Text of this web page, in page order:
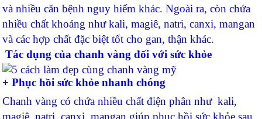
và nhiều căn bệnh nguy hiểm khác. Ngoài ra, còn chứa
nhiều chất khoáng như kali, magiê, natri, canxi, mangan
và các hợp chất đặc biệt tốt cho gan, thận khác.
Tác dụng của chanh vàng đối với sức khỏe
+ Phục hồi sức khỏe nhanh chóng
Chanh vàng có chứa nhiều chất điện phân như kali,
magiê, natri, canxi, mangan giúp phục hồi sức khỏe sau